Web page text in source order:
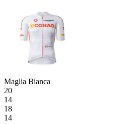
Maglia Bianca
20
14
18
14